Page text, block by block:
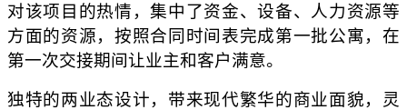
对该项目的热情，集中了资金、设备、人力资源等
方面的资源，按照合同时间表完成第一批公寓，在
第一次交接期间让业主和客户满意。
独特的两业态设计，带来现代繁华的商业面貌，灵